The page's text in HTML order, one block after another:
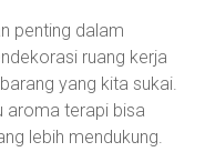
penting dalam
ruang kerja
yang kita sukai.
aroma terapi bisa
lebih mendukung.